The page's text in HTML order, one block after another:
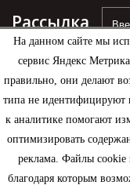
На данном сайте мы
сервис Яндекс
правильно, они делают
типа не идентифицируют
к аналитике помогают
оптимизировать
реклама. Файлы cookie
благодаря которым
Рассылка
Информация
Моя учетная